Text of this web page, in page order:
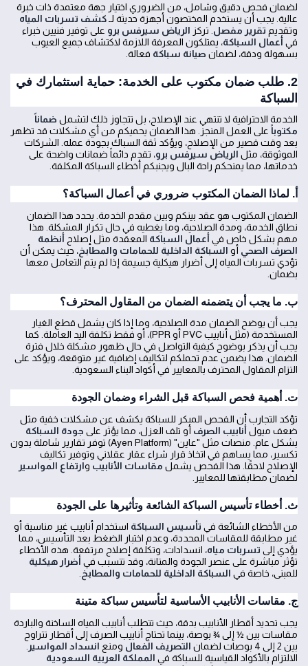
لضمان فحص دقيق وشامل، من الضروري اختيار جهة معتمدة ذات خبرة
عالية. يجب أن يستخدم المختصون أجهزة حديثة لـ كشف تسربات المياه
وتقديم تقرير مفصل . تركز الرياض سيرفس برو على توفير فنيين خبراء
فيأعمال السباكة، يمتلكون المعرفة اللازمة لاكتشاف جميع العيوب
بسهولة ودقة، لضمان صيانة سباكة فعالة.
2. طلب ضمان مكتوب على الخدمة: حماية استثمارك في
السباكة
الخدمة الاحترافية لا تنتهي عند الإصلاح، بل تتجاوز ذلك لتشمل ضماناً
مكتوباً على العمل المنجز. هذا الضمان يحميكم من أي مشكلات قد تظهر
بعد وقت قصير من الإصلاح، ويؤكد ثقة السباك بجودة عمله. الشركات
الموثوقة، مثل الرياض سيرفس برو، تقدم دائماً ضمانات واضحة على
خدماتها، مما يمنحكم راحة البال ويجنبكم أخطاء السباكة المكلفة.
أ. لماذا الضمان المكتوب ضروري في أعمال السباكة؟
الضمان المكتوب هو عقد بينكم وبين مقدم الخدمة. يحدد هذا الضمان
نطاق الخدمة، ومدة الصلاحية، وما يغطيه في حال تكرار المشكلة. هذا
مهم بشكل خاص فيأعمال السباكة المعقدة مثل إصلاح أنظمة
الصرف الصحي أو السباكة الداخلية للحمامات والمطابخ، حيث يمكن أن
تؤدي تسربات المياه إلى أضرار هيكلية جسيمة إذا لم يتم التعامل معها
بضمان.
ب. ما يجب أن يتضمنه الضمان من المقاول المحترف؟
يجب أن يوضح الضمان مدة الصلاحية، وما إذا كان يشمل قطع الغيار
المستخدمة (مثل أنابيب PVC أو PPR)، أو فقط تكلفة اليد العاملة. كما
يجب أن يذكر بوضوح كيفية التواصل في حال ظهور مشكلة خلال فترة
الضمان. هذا يضمن عدم تحملكم لتكاليف إضافية غير متوقعة، ويؤكد على
التزام المقاول المحترف بالمعايير في أكواد البناء السعودية.
ت. أهمية فحص السباكة قبل الشراء وضمان الجودة
تؤكد التجارب أن الفحص المبكر للسباكة يكشف عن مشكلات خفية مثل
ضعف ميولأنابيب الصرف أو تلف العزل، مما يؤثر على جودة السباكة
بشكل عام. منصات مثل "عاين" (Ayen Platform) توفر تقارير شاملة بدون
تكسير، مما يساهم في اتخاذ قرار شراء عقار عقلاني وتوفير تكاليف
الإصلاح لاحقًا. هذا الفحص يشمل مقاسات الأنابيب وارتفاع المواسير
لضمان مطابقتها للمعايير.
ث. أخطاء تأسيس السباكة الشائعة وتأثيرها على الجودة
من الأخطاء الشائعة في تأسيس السباكة استخدام أنابيب غير مناسبة أو
غير مطابقة للمقاسات المحددة، وعدم اختبار الضغط بعد التأسيس، مما
يؤدي إلى تسربات مياه، انسدادات، وتكلفة إصلاح مرتفعة. هذه الأخطاء
تؤثر مباشرة على عنصر الجودة والمتانة، وقد تتسبب في أضرار هيكلية
للمبنى، خاصة في السباكة الداخلية للحمامات والمطابخ
ج. مقاسات الأنابيب الأساسية لتأسيس سباكة متينة
يجب تحديد أقطار الأنابيب بدقة، حيث تتطلب أنابيب المياه الساخنة والباردة
مقاسات بين ½ إلى ¾ بوصة، بينما تحتاج أنابيب الصرف إلى أقطار تتراوح
بين 2 إلى 4 بوصات لضمان
التصريف الفعال ومنع انسداد المواسير
الالتزام بالأكواد القياسية للسباكة في المملكة العربية السعودية